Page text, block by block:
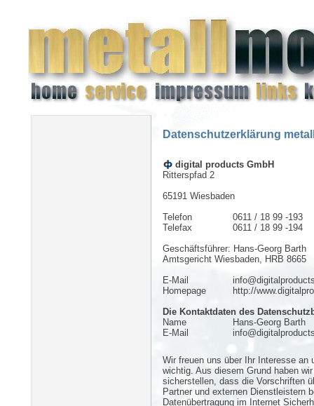
Datenschutzerklärung
digital products GmbH
Ritterspfad 2
65191 Wiesbaden
Telefon
0611 / 18 99 -193
Telefax
0611 / 18 99 -194
Geschäftsführer: Hans-Georg Barth
Amtsgericht Wiesbaden, HRB 8665
E-Mail
Homepage
http://
Die Kontaktdaten des
Name
Hans-Georg Barth
E-Mail
Wir freuen uns über Ihr Interesse
wichtig. Aus diesem Grund haben
sicherstellen, dass die Vorschriften
Partner und externen Dienstleistern
Datenübertragung im Internet